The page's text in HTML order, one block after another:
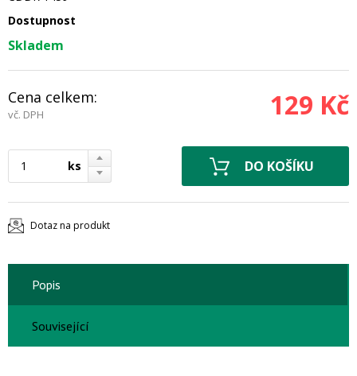
Dostupnost
Skladem
Cena celkem:
vč. DPH 129 Kč
ks
Dotaz na produkt
Popis
Související